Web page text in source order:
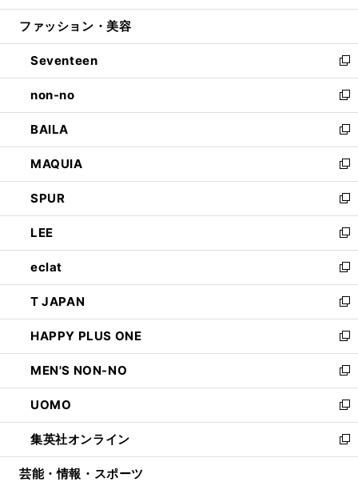
開
ウ
開
く
ン
ウ
で
開
く
ウ
ン
ド
ウ
で
開
く
ファッション・美容
Seventeen
新
し
い
ウ
ィ
ン
ド
ウ
で
開
く
non-no
新
し
い
ウ
ィ
ン
ド
ウ
で
開
く
BAILA
新
し
い
ウ
ィ
ン
ド
ウ
で
開
く
MAQUIA
新
し
い
ウ
ィ
ン
ド
ウ
で
開
く
SPUR
新
し
い
ウ
ィ
ン
ド
ウ
で
開
く
LEE
新
し
い
ウ
ィ
ン
ド
ウ
で
開
く
eclat
新
し
い
ウ
ィ
ン
ド
ウ
で
開
く
T JAPAN
新
し
い
ウ
ィ
ン
ド
ウ
で
開
HAPPY PLUS ONE
新
し
い
ウ
ィ
ン
ド
ウ
MEN'S NON-NO
新
し
い
ウ
ィ
ン
UOMO
新
し
い
ウ
集英社オンライン
新
し
芸能・情報・スポーツ